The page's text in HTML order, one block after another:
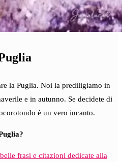
la Puglia. Noi la prediligiamo in
e in autunno. Se decidete di
è un vero incanto.
frasi e citazioni dedicate alla